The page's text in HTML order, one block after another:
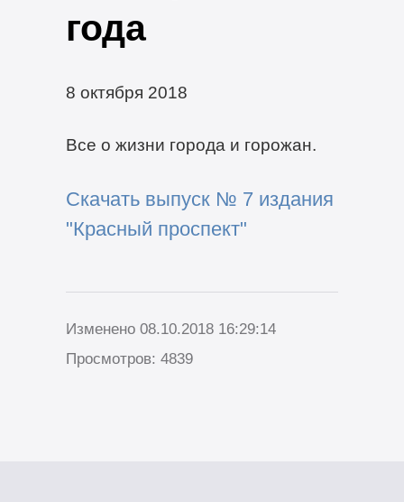
года
8 октября 2018
Все о жизни города и горожан.
Скачать выпуск № 7 издания
"Красный проспект"
Изменено 08.10.2018 16:29:14
Просмотров: 4839